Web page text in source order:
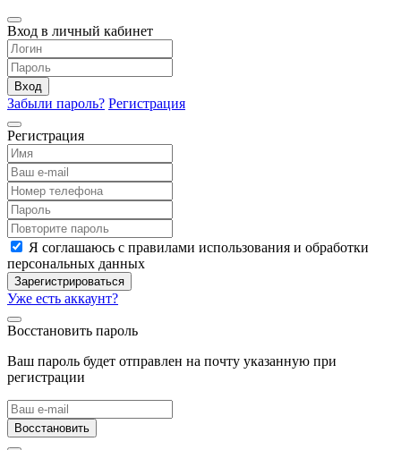
Вход в личный кабинет
Вход
Забыли пароль? Регистрация
Регистрация
Я соглашаюсь с правилами использования и обработки
персональных данных
Зарегистрироваться
Уже есть аккаунт?
Восстановить пароль
Ваш пароль будет отправлен на почту указанную при
регистрации
Восстановить